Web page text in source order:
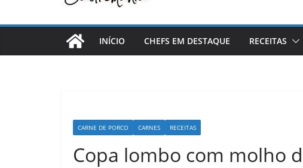
INÍCIO CHEFS EM DESTAQUE RECEITAS
CARNE DE PORCO CARNES RECEITAS
Copa lombo com molho